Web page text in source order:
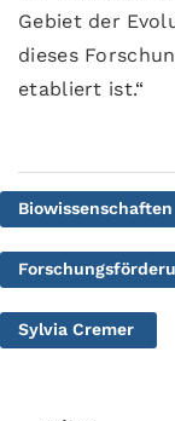
Gebiet der
dieses
etabliert ist.“
Biowissenschaften
Sylvia Cremer